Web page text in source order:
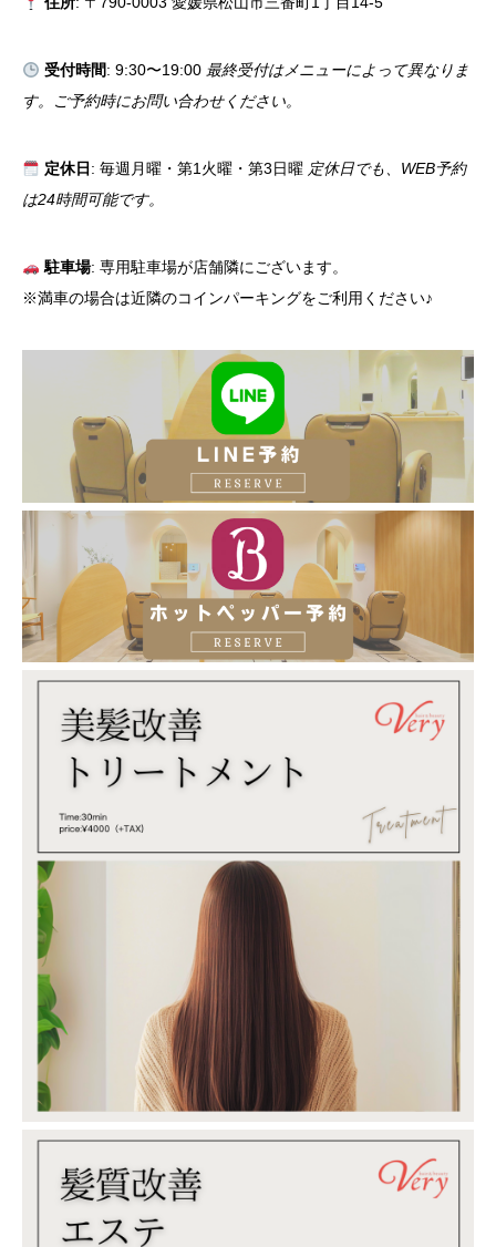
受付時間: 9:30〜19:00 最終受付はメニューによって異なりま
す。ご予約時にお問い合わせください。
定休日 : 毎週月曜・第1火曜・第3日曜 定休日でも、WEB予約
は24時間可能です。
駐車場: 専用駐車場が店舗隣にございます。
※満車の場合は近隣のコインパーキングをご利用ください♪